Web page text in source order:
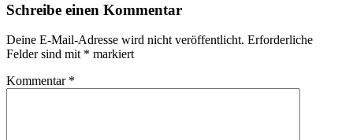
Schreibe einen Kommentar
Deine E-Mail-Adresse wird nicht veröffentlicht. Erforderliche
Felder sind mit * markiert
Kommentar *